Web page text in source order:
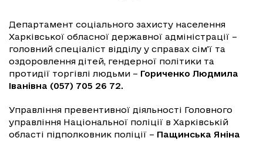
Департамент соціального захисту населення
Харківської обласної державної адміністрації –
головний спеціаліст відділу у справах сім’ї та
оздоровлення дітей, гендерної політики та
протидії торгівлі людьми – Гориченко Людмила
Іванівна (057) 705 26 72.
Управління превентивної діяльності Головного
управління Національної поліції в Харківській
області підполковник поліції – Пащинська Яніна